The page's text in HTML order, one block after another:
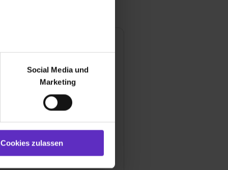
bei Benutzung der
zu analysieren
soziale Medien, Werbung
bereitgestellt hast oder die
auch damit
Social Media und
Marketing
Cookies zulassen
100 %
& Lernerfolg